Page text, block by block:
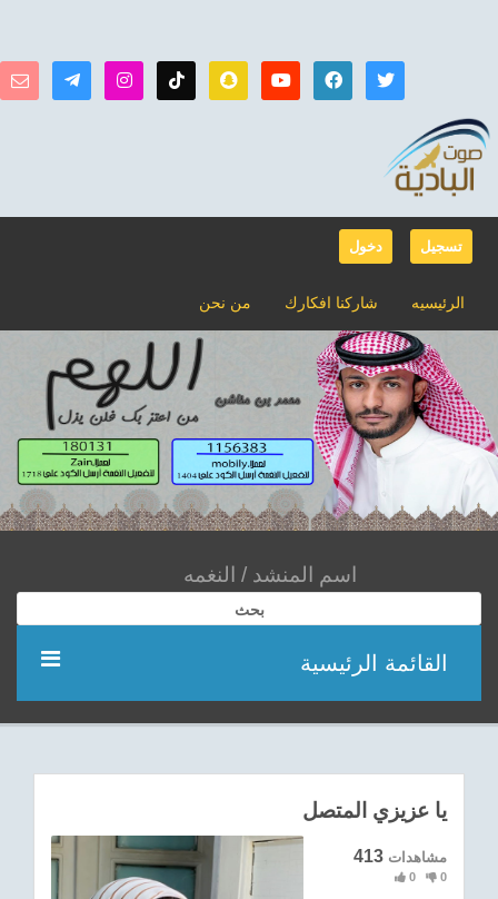
دخول تسجيل
من نحن شاركنا افكارك الرئيسيه
بحث
القائمة الرئيسية
شعر
اناشيد
يا عزيزي المتصل
413 مشاهدات
0 0